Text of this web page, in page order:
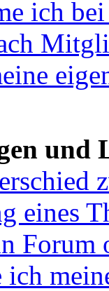
ich
und
eines
Forum